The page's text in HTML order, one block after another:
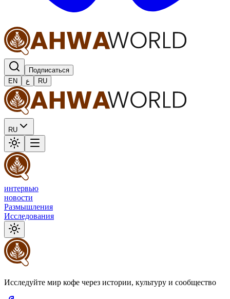
Подписаться
EN
ع RU
RU
интервью
новости
Размышления
Исследования
Исследуйте мир кофе через истории, культуру и сообщество